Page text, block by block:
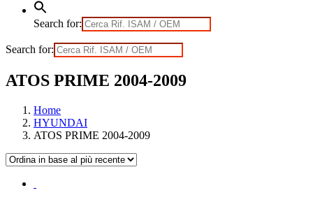
Search for:
Search for:
ATOS PRIME 2004-2009
Home
HYUNDAI
ATOS PRIME 2004-2009